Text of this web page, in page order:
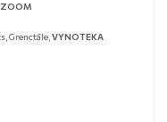
ZOOM
Grenctāle, VYNOTEKA